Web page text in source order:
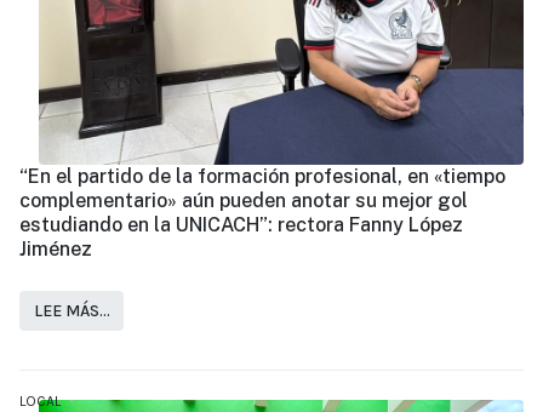
“En el partido de la formación profesional, en «tiempo
complementario» aún pueden anotar su mejor gol
estudiando en la UNICACH”: rectora Fanny López
Jiménez
LEE MÁS…
LOCAL